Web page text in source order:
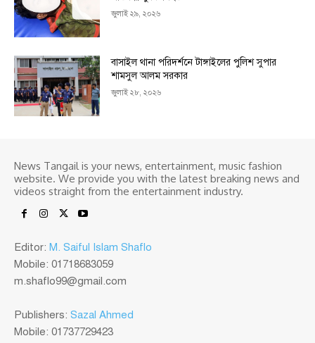
জুলাই ২৯, ২০২৬
বাসাইল থানা পরিদর্শনে টাঙ্গাইলের পুলিশ সুপার
শামসুল আলম সরকার
জুলাই ২৮, ২০২৬
News Tangail is your news, entertainment, music fashion
website. We provide you with the latest breaking news and
videos straight from the entertainment industry.
Editor: M. Saiful Islam Shaflo
Mobile: 01718683059
m.shaflo99@gmail.com
Publishers: Sazal Ahmed
Mobile: 01737729423